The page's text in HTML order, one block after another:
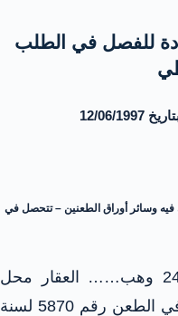
للفصل في الطلب
وسائر أوراق الطعنين – تتحصل في
بموجب عقد مشهر في 24/3/1955 وهب…… العقار محل
النزاع إلى المطعون ضدها الأولى في الطعن رقم 5870 لسنة